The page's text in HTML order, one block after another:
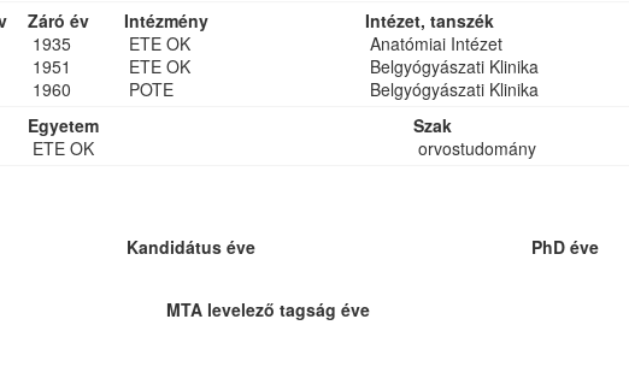
Záró év Intézmény
Intézet, tanszék
1935 ETE OK
Anatómiai Intézet
1951 ETE OK
Belgyógyászati Klinika
1960 POTE
Belgyógyászati Klinika
Egyetem
Szak
ETE OK
orvostudomány
Kandidátus éve PhD éve
MTA levelező tagság éve